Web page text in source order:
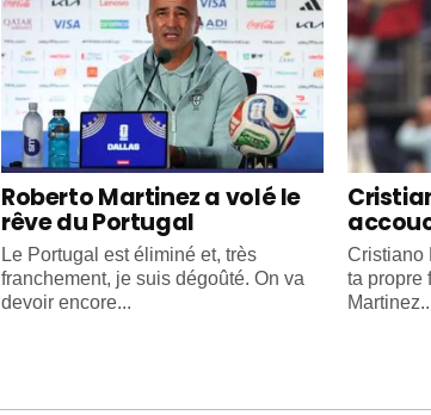
Roberto Martinez a volé le
rêve du Portugal
Le Portugal est éliminé et, très
franchement, je suis dégoûté. On va
devoir encore...
Cristiano
ta propre